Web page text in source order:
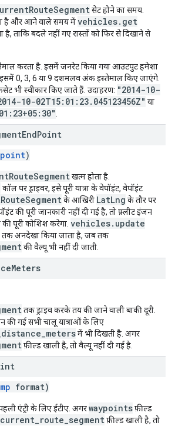
सेट होने का समय.
है और आने वाले समय मेंvehicles.get
ताकि बदले नहीं गए रास्तों को फिर से दिखाने से
करता है. इसमें जनरेट किया गया आउटपुट हमेशा
इसमें 0, 3, 6 या 9 दशमलव अंक इस्तेमाल किए जाएंगे.
भी स्वीकार किए जाते हैं. उदाहरण: "2014-10-
10-02T15:01:23.045123456Z" या
EndPoint
)
खत्म होता है.
कॉल पर ड्राइवर, इसे पूरी यात्रा के वेपॉइंट, वेपॉइंट
के आखिरी LatLng के तौर पर
की पूरी जानकारी नहीं दी गई है, तो फ़्लीट इंजन
पूरी कोशिश करेगा. vehicles.update
अनदेखा किया जाता है, जब तक
की वैल्यू भी नहीं दी जाती.
Meters
तक ड्राइव करके तय की जाने वाली बाकी दूरी.
की गई सभी चालू यात्राओं के लिए
में भी दिखती है. अगर
फ़ील्ड खाली है, तो वैल्यू नहीं दी गई है.
format)
एंट्री के लिए ईटीए. अगरwaypointsफ़ील्ड
फ़ील्ड खाली है, तो